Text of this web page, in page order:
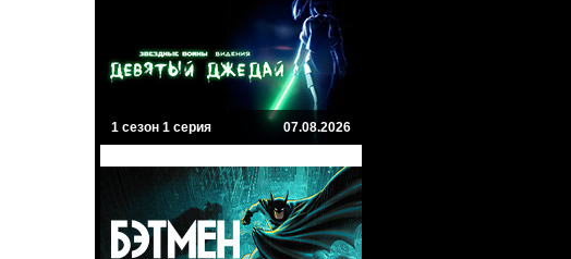
1 сезон 1 серия 07.08.2026